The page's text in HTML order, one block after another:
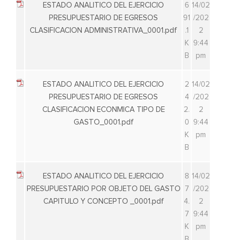
ESTADO ANALITICO DEL EJERCICIO
PRESUPUESTARIO DE EGRESOS
CLASIFICACION ADMINISTRATIVA_0001.pdf
6
91
.1
K
B
14/02
/202
2
9:44
pm
ESTADO ANALITICO DEL EJERCICIO
PRESUPUESTARIO DE EGRESOS
CLASIFICACION ECONMICA TIPO DE
GASTO_0001.pdf
2
4
2.
0
K
B
14/02
/202
2
9:44
pm
ESTADO ANALITICO DEL EJERCICIO
PRESUPUESTARIO POR OBJETO DEL GASTO
CAPITULO Y CONCEPTO _0001.pdf
8
7
4.
7
K
14/02
/202
2
9:44
pm